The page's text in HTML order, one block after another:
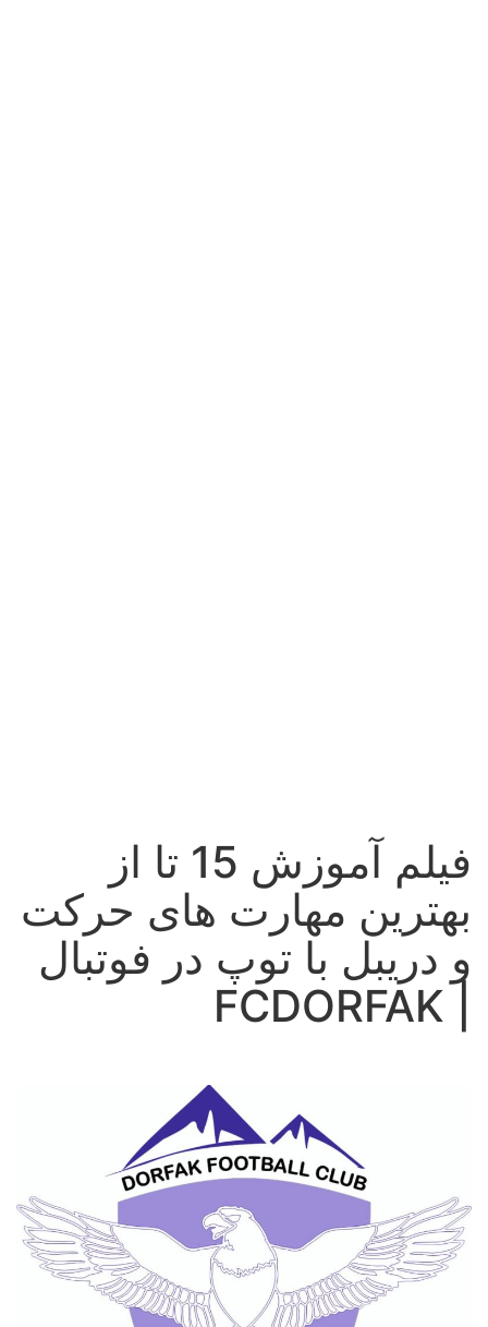
فیلم آموزش 15 تا از
بهترین مهارت های حرکت
و دریبل با توپ در فوتبال